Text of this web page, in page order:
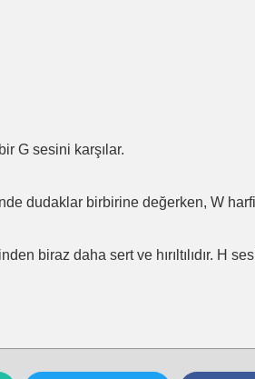
G sesini karşılar.
dudaklar birbirine değerken, W
biraz daha sert ve hırıltılıdır. H